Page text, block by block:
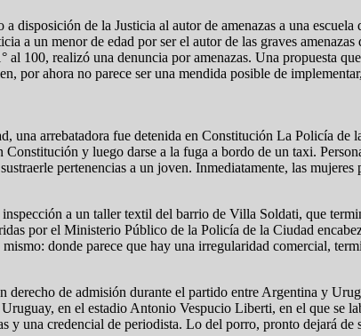
disposición de la Justicia al autor de amenazas a una
a un menor de edad por ser el autor de las graves
100, realizó una denuncia por amenazas. Una propuesta
por ahora no parece ser una mendida posible de
una arrebatadora fue detenida en Constitución La Policía
Constitución y luego darse a la fuga a bordo de un taxi.
pertenencias a un joven. Inmediatamente, las
a un taller textil del barrio de Villa Soldati, que
por el Ministerio Público de la Policía de la Ciudad
donde parece que hay una irregularidad comercial,
derecho de admisión durante el partido entre Argentina y
en el estadio Antonio Vespucio Liberti, en el que se
y una credencial de periodista. Lo del porro, pronto dejará